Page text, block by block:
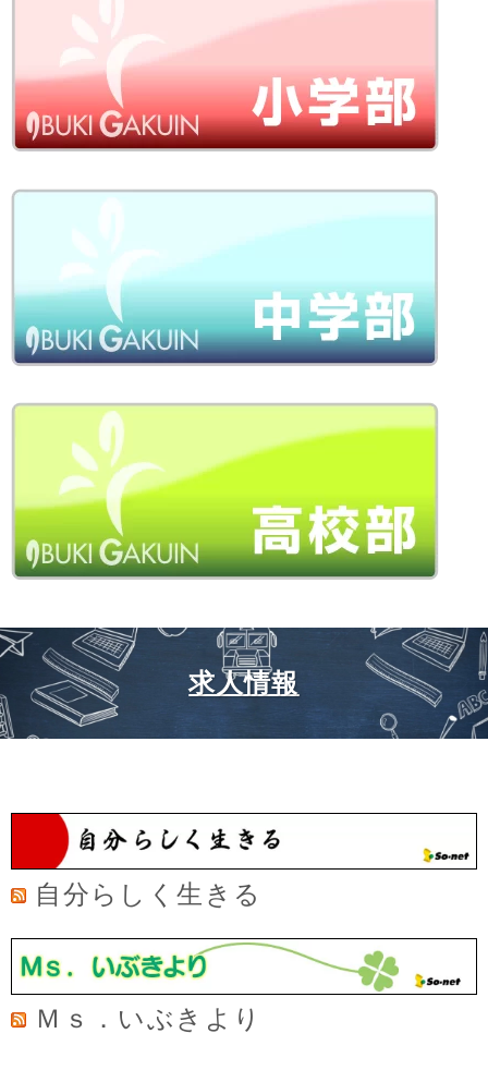
求人情報
自分らしく生きる
Ｍｓ．いぶきより